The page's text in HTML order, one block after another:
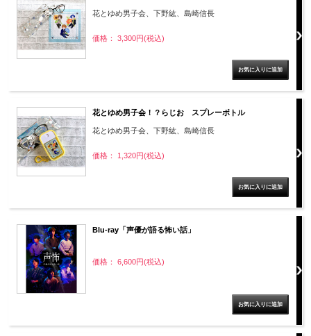
花とゆめ男子会、下野紘、島崎信長
価格： 3,300円(税込)
花とゆめ男子会！？らじお スプレーボトル
花とゆめ男子会、下野紘、島崎信長
価格： 1,320円(税込)
Blu-ray「声優が語る怖い話」
価格： 6,600円(税込)